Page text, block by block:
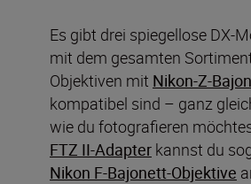
Es gibt drei spiegellose DX-
mit dem gesamten
Objektiven mit Nikon-Z-
kompatibel sind – ganz
wie du fotografieren
FTZ II-Adapter kannst du
Nikon F-Bajonett-Objektive